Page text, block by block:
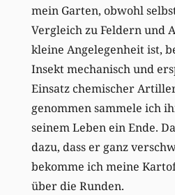
mein Garten, obwohl
Vergleich zu Feldern und
kleine Angelegenheit ist,
Insekt mechanisch und
Einsatz chemischer
genommen sammele ich
seinem Leben ein Ende.
dazu, dass er ganz
bekomme ich meine
über die Runden.